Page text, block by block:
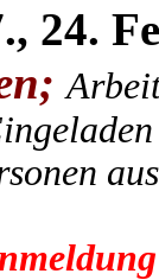
24.